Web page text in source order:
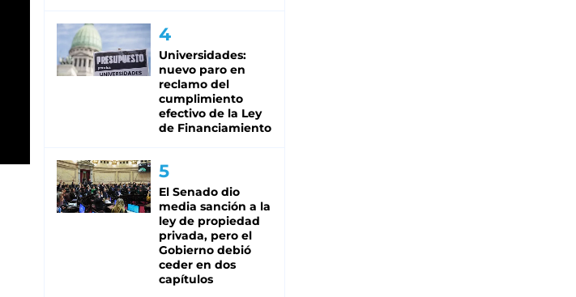
Universidades:
nuevo paro en
reclamo del
cumplimiento
efectivo de la Ley
de Financiamiento
El Senado dio
media sanción a la
ley de propiedad
privada, pero el
Gobierno debió
ceder en dos
capítulos